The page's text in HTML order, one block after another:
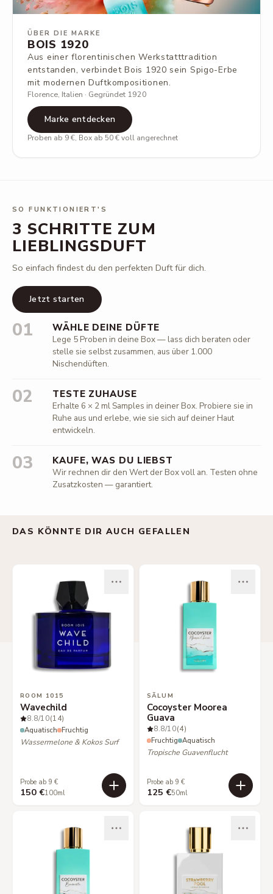
ÜBER DIE MARKE
BOIS 1920
Aus einer florentinischen Werkstatttradition
entstanden, verbindet Bois 1920 sein Spigo-Erbe
mit modernen Duftkompositionen.
Florence, Italien · Gegründet 1920
Marke entdecken
Proben ab 9 €, Box ab 50 € voll angerechnet
SO FUNKTIONIERT'S
3 SCHRITTE ZUM
LIEBLINGSDUFT
So einfach findest du den perfekten Duft für dich.
Jetzt starten
01 WÄHLE DEINE DÜFTE
Lege 5 Proben in deine Box — lass dich beraten oder
stelle sie selbst zusammen, aus über 1.000
Nischendüften.
02 TESTE ZUHAUSE
Erhalte 6 × 2 ml Samples in deiner Box. Probiere sie in
Ruhe aus und erlebe, wie sie sich auf deiner Haut
entwickeln.
03 KAUFE, WAS DU LIEBST
Wir rechnen dir den Wert der Box voll an. Testen ohne
Zusatzkosten — garantiert.
DAS KÖNNTE DIR AUCH GEFALLEN
ROOM 1015
Wavechild
8.8/10(14)
Aquatisch Fruchtig
Wassermelone & Kokos Surf
Probe ab 9 €
150 €100ml
SÃLUM
Cocoyster Moorea
Guava
8.8/10(4)
Fruchtig Aquatisch
Tropische Guavenflucht
Probe ab 9 €
125 €50ml